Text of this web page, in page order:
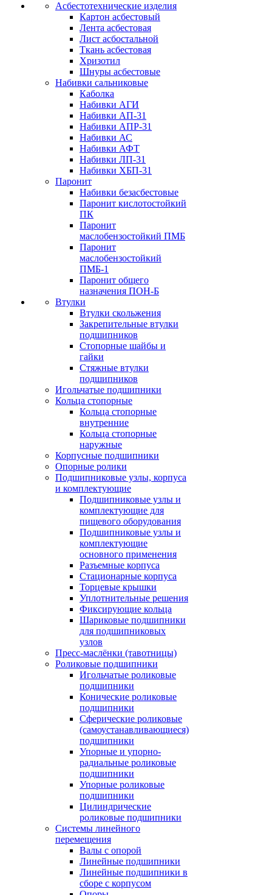
Асбестотехнические изделия
Картон асбестовый
Лента асбестовая
Лист асбостальной
Ткань асбестовая
Хризотил
Шнуры асбестовые
Набивки сальниковые
Каболка
Набивки АГИ
Набивки АП-31
Набивки АПР-31
Набивки АС
Набивки АФТ
Набивки ЛП-31
Набивки ХБП-31
Паронит
Набивки безасбестовые
Паронит кислотостойкий
ПК
Паронит
маслобензостойкий ПМБ
Паронит
маслобензостойкий
ПМБ-1
Паронит общего
назначения ПОН-Б
Втулки
Втулки скольжения
Закрепительные втулки
подшипников
Стопорные шайбы и
гайки
Стяжные втулки
подшипников
Игольчатые подшипники
Кольца стопорные
Кольца стопорные
внутренние
Кольца стопорные
наружные
Корпусные подшипники
Опорные ролики
Подшипниковые узлы, корпуса
и комплектующие
Подшипниковые узлы и
комплектующие для
пищевого оборудования
Подшипниковые узлы и
комплектующие
основного применения
Разъемные корпуса
Стационарные корпуса
Торцевые крышки
Уплотнительные решения
Фиксирующие кольца
Шариковые подшипники
для подшипниковых
узлов
Пресс-маслёнки (тавотницы)
Роликовые подшипники
Игольчатые роликовые
подшипники
Конические роликовые
подшипники
Сферические роликовые
(самоустанавливающиеся)
подшипники
Упорные и упорно-
радиальные роликовые
подшипники
Упорные роликовые
подшипники
Цилиндрические
роликовые подшипники
Системы линейного
перемещения
Валы с опорой
Линейные подшипники
Линейные подшипники в
сборе с корпусом